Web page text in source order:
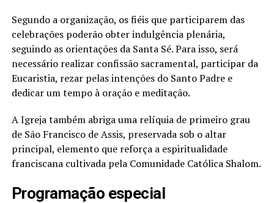
Segundo a organização, os fiéis que participarem das
celebrações poderão obter indulgência plenária,
seguindo as orientações da Santa Sé. Para isso, será
necessário realizar confissão sacramental, participar da
Eucaristia, rezar pelas intenções do Santo Padre e
dedicar um tempo à oração e meditação.
A Igreja também abriga uma relíquia de primeiro grau
de São Francisco de Assis, preservada sob o altar
principal, elemento que reforça a espiritualidade
franciscana cultivada pela Comunidade Católica Shalom.
Programação especial